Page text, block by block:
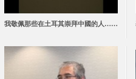
我敬佩那些在土耳其崇拜中國的人……